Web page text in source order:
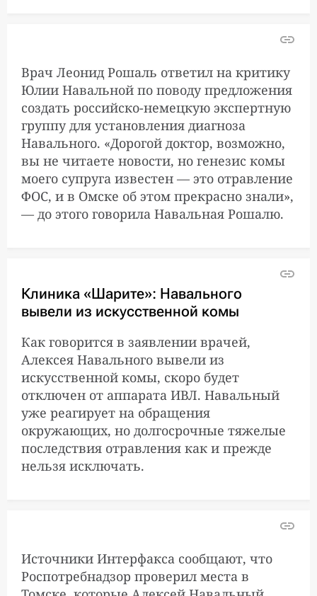
Врач Леонид Рошаль ответил на критику
Юлии Навальной по поводу предложения
создать российско-немецкую экспертную
группу для установления диагноза
Навального. «Дорогой доктор, возможно,
вы не читаете новости, но генезис комы
моего супруга известен — это отравление
ФОС, и в Омске об этом прекрасно знали»,
— до этого говорила Навальная Рошалю.
Клиника «Шарите»: Навального
вывели из искусственной комы
Как говорится в заявлении врачей,
Алексея Навального вывели из
искусственной комы, скоро будет
отключен от аппарата ИВЛ. Навальный
уже реагирует на обращения
окружающих, но долгосрочные тяжелые
последствия отравления как и прежде
нельзя исключать.
Источники Интерфакса сообщают, что
Роспотребнадзор проверил места в